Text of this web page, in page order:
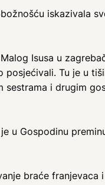
iskazivala
Isusa u
Tu je u
sestrama i drugim
u Gospodinu
braće franjevaca